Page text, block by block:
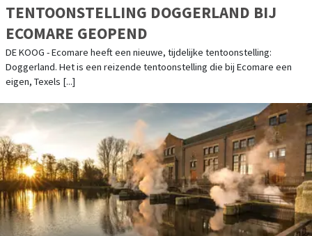
TENTOONSTELLING DOGGERLAND BIJ
ECOMARE GEOPEND
DE KOOG - Ecomare heeft een nieuwe, tijdelijke tentoonstelling:
Doggerland. Het is een reizende tentoonstelling die bij Ecomare een
eigen, Texels [...]